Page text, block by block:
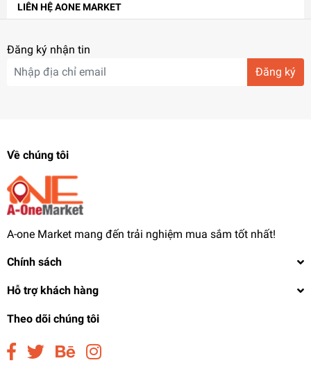
🏢 Tạo không gian chuyên nghiệp: giúp phòng karaoke, lounge
👀 Thu hút ánh nhìn: ánh sáng LED nổi bật biến bàn thành tâm
điểm căn phòng.
hàng quay lại.
LIÊN HỆ AONE MARKET
Đăng ký nhận tin
Đăng ký
Về chúng tôi
A-one Market mang đến trải nghiệm mua sắm tốt nhất!
Chính sách
Hỗ trợ khách hàng
Theo dõi chúng tôi